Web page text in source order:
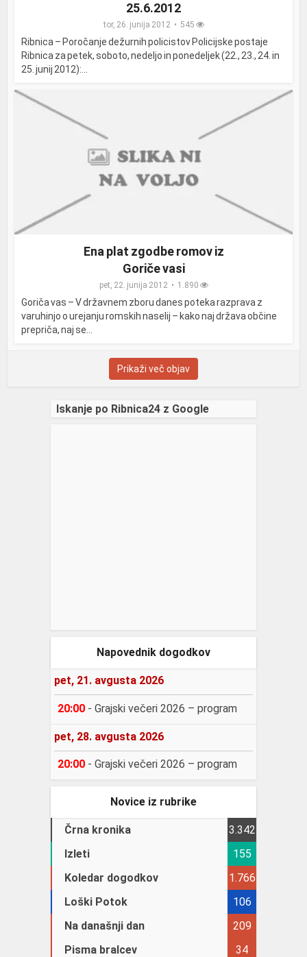
25.6.2012
tor, 26. junija 2012 545
Ribnica – Poročanje dežurnih policistov Policijske postaje
Ribnica za petek, soboto, nedeljo in ponedeljek (22., 23., 24. in
25. junij 2012):...
Ena plat zgodbe romov iz
Goriče vasi
pet, 22. junija 2012 1.890
Goriča vas – V državnem zboru danes poteka razprava z
varuhinjo o urejanju romskih naselij – kako naj država občine
prepriča, naj se...
Prikaži več objav
Iskanje po Ribnica24 z Google
Napovednik dogodkov
pet, 21. avgusta 2026
20:00 - Grajski večeri 2026 – program
pet, 28. avgusta 2026
20:00 - Grajski večeri 2026 – program
Novice iz rubrike
Črna kronika
3.342
Izleti
155
Koledar dogodkov
1.766
Loški Potok
106
Na današnji dan
209
Pisma bralcev
34